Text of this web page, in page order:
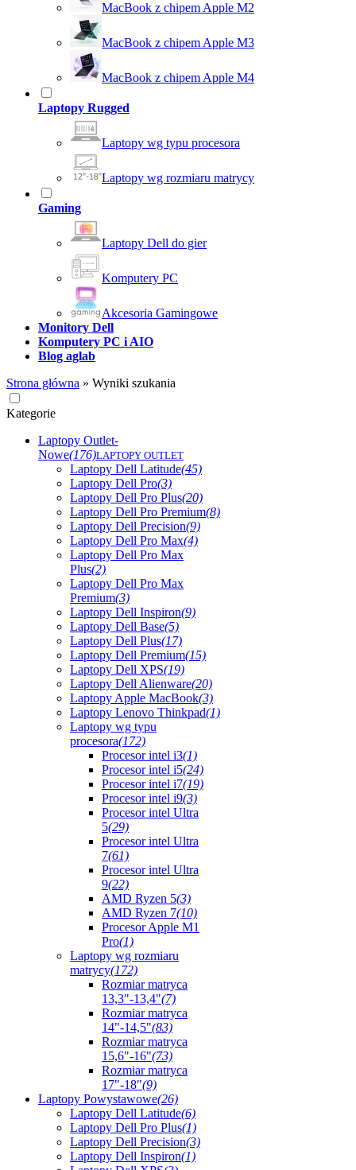
MacBook z chipem Apple M2
MacBook z chipem Apple M3
MacBook z chipem Apple M4
Laptopy Rugged
Laptopy wg typu procesora
Laptopy wg rozmiaru matrycy
Gaming
Laptopy Dell do gier
Komputery PC
Akcesoria Gamingowe
Monitory Dell
Komputery PC i AIO
Blog aglab
Strona główna » Wyniki szukania
Kategorie
Laptopy Outlet-
Nowe(176)LAPTOPY OUTLET
Laptopy Dell Latitude(45)
Laptopy Dell Pro(3)
Laptopy Dell Pro Plus(20)
Laptopy Dell Pro Premium(8)
Laptopy Dell Precision(9)
Laptopy Dell Pro Max(4)
Laptopy Dell Pro Max
Plus(2)
Laptopy Dell Pro Max
Premium(3)
Laptopy Dell Inspiron(9)
Laptopy Dell Base(5)
Laptopy Dell Plus(17)
Laptopy Dell Premium(15)
Laptopy Dell XPS(19)
Laptopy Dell Alienware(20)
Laptopy Apple MacBook(3)
Laptopy Lenovo Thinkpad(1)
Laptopy wg typu
procesora(172)
Procesor intel i3(1)
Procesor intel i5(24)
Procesor intel i7(19)
Procesor intel i9(3)
Procesor intel Ultra
5(29)
Procesor intel Ultra
7(61)
Procesor intel Ultra
9(22)
AMD Ryzen 5(3)
AMD Ryzen 7(10)
Procesor Apple M1
Pro(1)
Laptopy wg rozmiaru
matrycy(172)
Rozmiar matryca
13,3"-13,4"(7)
Rozmiar matryca
14"-14,5"(83)
Rozmiar matryca
15,6"-16"(73)
Rozmiar matryca
17"-18"(9)
Laptopy Powystawowe(26)
Laptopy Dell Latitude(6)
Laptopy Dell Pro Plus(1)
Laptopy Dell Precision(3)
Laptopy Dell Inspiron(1)